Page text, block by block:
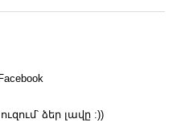
ձեր լավը :))